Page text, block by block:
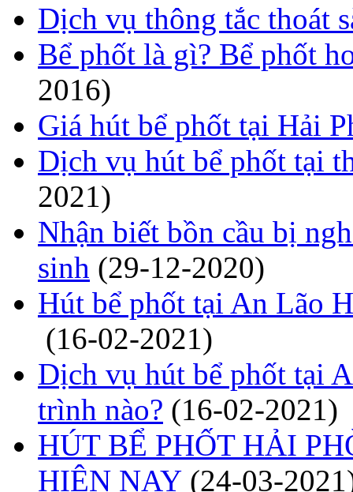
Dịch vụ thông tắc thoát
Bể phốt là gì? Bể phốt
2016)
Giá hút bể phốt tại Hải
Dịch vụ hút bể phốt tại
2021)
Nhận biết bồn cầu bị
sinh (29-12-2020)
Hút bể phốt tại An Lão
(16-02-2021)
Dịch vụ hút bể phốt tại
trình nào? (16-02-2021)
HÚT BỂ PHỐT HẢI
HIỆN NAY (24-03-